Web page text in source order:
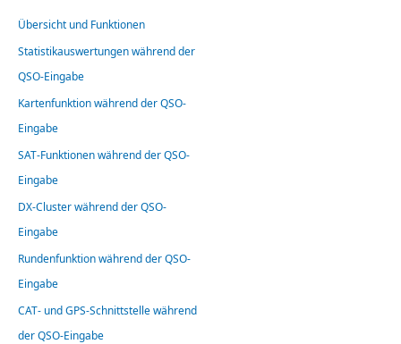
Übersicht und Funktionen
Statistikauswertungen während der
QSO-Eingabe
Kartenfunktion während der QSO-
Eingabe
SAT-Funktionen während der QSO-
Eingabe
DX-Cluster während der QSO-
Eingabe
Rundenfunktion während der QSO-
Eingabe
CAT- und GPS-Schnittstelle während
der QSO-Eingabe